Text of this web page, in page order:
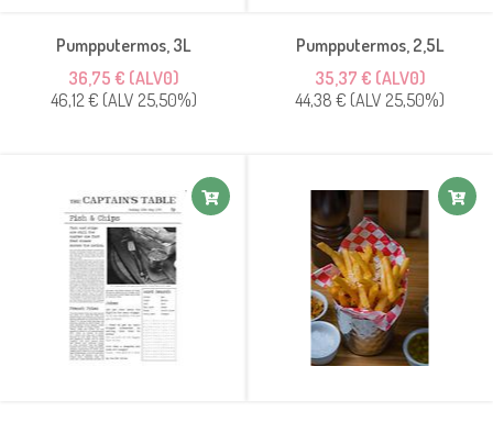
Pumpputermos, 3L
36,75 € (ALV0)
46,12 € (ALV 25,50%)
Pumpputermos, 2,5L
35,37 € (ALV0)
44,38 € (ALV 25,50%)